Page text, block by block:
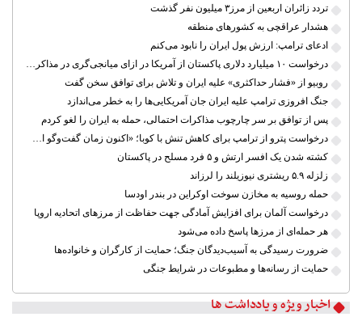
تردد زائران اربعین از مرز۳ میلیون نفر گذشت
هشدار عراقچی به کشورهای منطقه
ادعای ترامپ: ارزش پول ایران را نابود می‌کنم
درخواست ۱۰ میلیارد دلاری پاکستان از آمریکا در ازای میانجی‌گری در مذاکرات ایران
روبیو از «فشار حداکثری» علیه ایران و تلاش برای توافق سخن گفت
جنگ افروزی ترامپ علیه ایران جان آمریکایی‌ها را به خطر می‌اندازد
پس از توافق بر سر چارچوب مذاکرات احتمالی، حمله به ایران را لغو کردم
درخواست پترو از ترامپ برای کاهش تنش با کوبا؛ «اکنون زمان گفت‌وگو است»
کشته شدن یک افسر ارتش و ۵ فرد مسلح در پاکستان
زلزله ۵.۹ ریشتری نیوزیلند را لرزاند
حمله روسیه به مخازن سوخت اوکراین در بندر اودسا
درخواست آلمان برای افزایش آمادگی جهت حفاظت از مرزهای اتحادیه اروپا
هر حمله‌ای از مرزها پاسخ داده می‌شود
ضرورت رسیدگی به آسیب‌دیدگان جنگ؛ حمایت از کارگران و خانواده‌ها
حمایت از رسانه‌ها و مطبوعات در شرایط جنگی
اخبار ویژه و یادداشت ها